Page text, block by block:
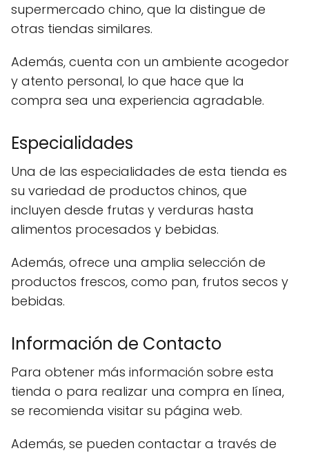
supermercado chino, que la distingue de
otras tiendas similares.
Además, cuenta con un ambiente acogedor
y atento personal, lo que hace que la
compra sea una experiencia agradable.
Especialidades
Una de las especialidades de esta tienda es
su variedad de productos chinos, que
incluyen desde frutas y verduras hasta
alimentos procesados y bebidas.
Además, ofrece una amplia selección de
productos frescos, como pan, frutos secos y
bebidas.
Información de Contacto
Para obtener más información sobre esta
tienda o para realizar una compra en línea,
se recomienda visitar su página web.
Además, se pueden contactar a través de